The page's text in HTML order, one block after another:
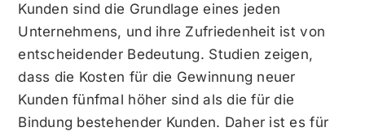
Kunden sind die Grundlage eines jeden
Unternehmens, und ihre Zufriedenheit ist von
entscheidender Bedeutung. Studien zeigen,
dass die Kosten für die Gewinnung neuer
Kunden fünfmal höher sind als die für die
Bindung bestehender Kunden. Daher ist es für